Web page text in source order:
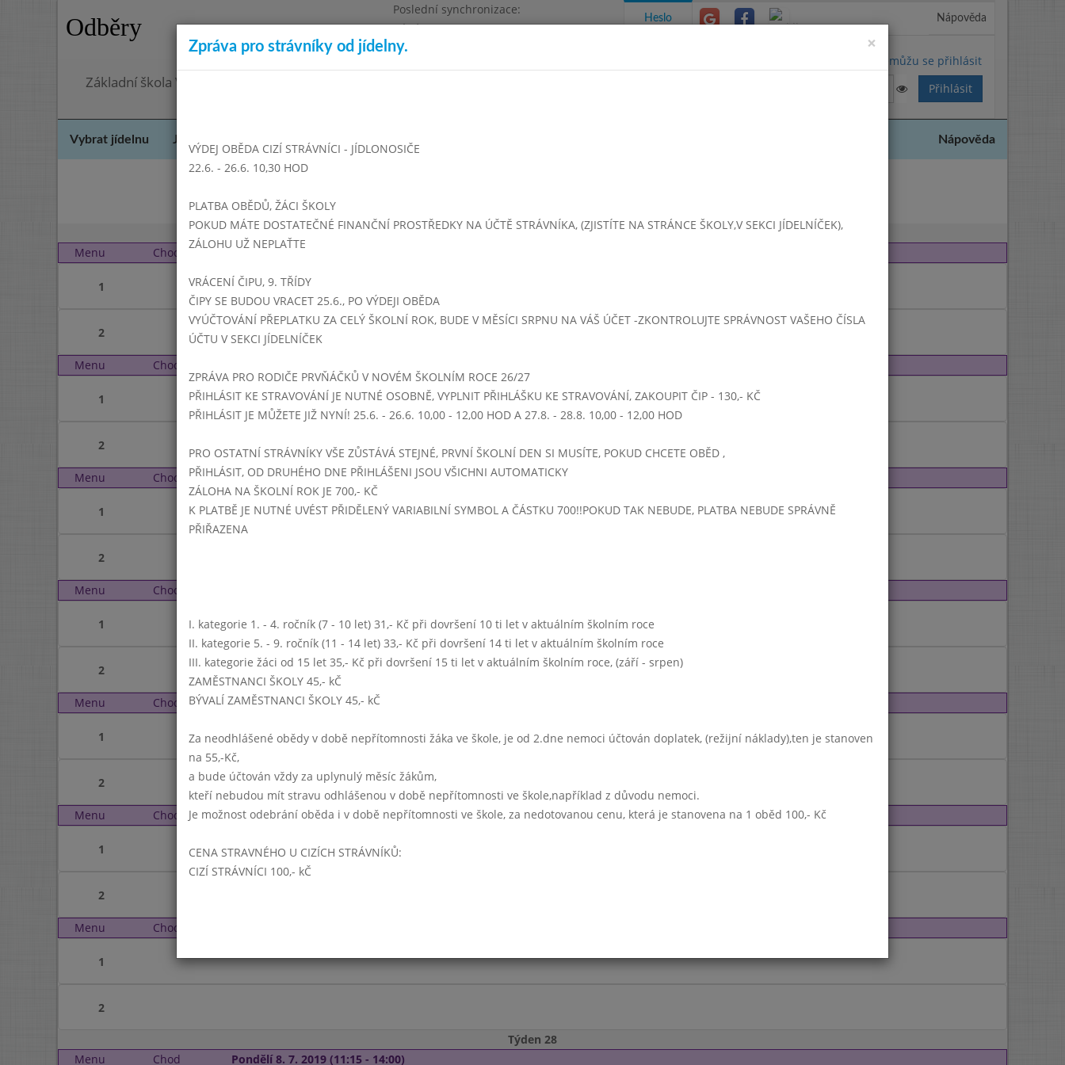
Odběry
Poslední synchronizace:
Pátek 26.6.2026 6:33
Omezení objednávek
Základní škola Vrbno pod Pradědem, okres Bruntál, příspěvková organizace
Heslo Nápověda
Nemůžu se přihlásit
Vybrat jídelnu Jídelní lístek Nápověda
Týden 27
Menu
Chod Pondělí 1. 7. 2019 (11:15 - 14:00)
1
2
Menu Chod
1
2
Menu Chod Středa 3. 7. 2019 (11:15 - 14:00)
1
2
Menu Chod
1
2
Menu Chod Pátek 5. 7. 2019 (11:15 - 14:00)
1
2
Menu Chod Sobota 6. 7. 2019 (11:15 - 14:00)
1
2
Menu Chod
1
2
Týden 28
Menu
Chod Pondělí 8. 7. 2019 (11:15 - 14:00)
×
Zpráva pro strávníky od jídelny.
VÝDEJ OBĚDA CIZÍ STRÁVNÍCI - JÍDLONOSIČE
22.6. - 26.6. 10,30 HOD
PLATBA OBĚDŮ, ŽÁCI ŠKOLY
POKUD MÁTE DOSTATEČNÉ FINANČNÍ PROSTŘEDKY NA ÚČTĚ STRÁVNÍKA, (ZJISTÍTE NA STRÁNCE ŠKOLY,V SEKCI JÍDELNÍČEK),
ZÁLOHU UŽ NEPLAŤTE
VRÁCENÍ ČIPU, 9. TŘÍDY
ČIPY SE BUDOU VRACET 25.6., PO VÝDEJI OBĚDA
VYÚČTOVÁNÍ PŘEPLATKU ZA CELÝ ŠKOLNÍ ROK, BUDE V MĚSÍCI SRPNU NA VÁŠ ÚČET -ZKONTROLUJTE SPRÁVNOST VAŠEHO ČÍSLA
ÚČTU V SEKCI JÍDELNÍČEK
ZPRÁVA PRO RODIČE PRVŇÁČKŮ V NOVÉM ŠKOLNÍM ROCE 26/27
PŘIHLÁSIT KE STRAVOVÁNÍ JE NUTNÉ OSOBNĚ, VYPLNIT PŘIHLÁŠKU KE STRAVOVÁNÍ, ZAKOUPIT ČIP - 130,- KČ
PŘIHLÁSIT JE MŮŽETE JIŽ NYNÍ! 25.6. - 26.6. 10,00 - 12,00 HOD A 27.8. - 28.8. 10,00 - 12,00 HOD
PRO OSTATNÍ STRÁVNÍKY VŠE ZŮSTÁVÁ STEJNÉ, PRVNÍ ŠKOLNÍ DEN SI MUSÍTE, POKUD CHCETE OBĚD ,
PŘIHLÁSIT, OD DRUHÉHO DNE PŘIHLÁŠENI JSOU VŠICHNI AUTOMATICKY
ZÁLOHA NA ŠKOLNÍ ROK JE 700,- KČ
K PLATBĚ JE NUTNÉ UVÉST PŘIDĚLENÝ VARIABILNÍ SYMBOL A ČÁSTKU 700!!POKUD TAK NEBUDE, PLATBA NEBUDE SPRÁVNĚ
PŘIŘAZENA
I. kategorie 1. - 4. ročník (7 - 10 let) 31,- Kč při dovršení 10 ti let v aktuálním školním roce
II. kategorie 5. - 9. ročník (11 - 14 let) 33,- Kč při dovršení 14 ti let v aktuálním školním roce
III. kategorie žáci od 15 let 35,- Kč při dovršení 15 ti let v aktuálním školním roce, (září - srpen)
ZAMĚSTNANCI ŠKOLY 45,- kČ
BÝVALÍ ZAMĚSTNANCI ŠKOLY 45,- kČ
Za neodhlášené obědy v době nepřítomnosti žáka ve škole, je od 2.dne nemoci účtován doplatek, (režijní náklady),ten je stanoven
na 55,-Kč,
a bude účtován vždy za uplynulý měsíc žákům,
kteří nebudou mít stravu odhlášenou v době nepřítomnosti ve škole,například z důvodu nemoci.
Je možnost odebrání oběda i v době nepřítomnosti ve škole, za nedotovanou cenu, která je stanovena na 1 oběd 100,- Kč
CENA STRAVNÉHO U CIZÍCH STRÁVNÍKŮ:
CIZÍ STRÁVNÍCI 100,- kČ